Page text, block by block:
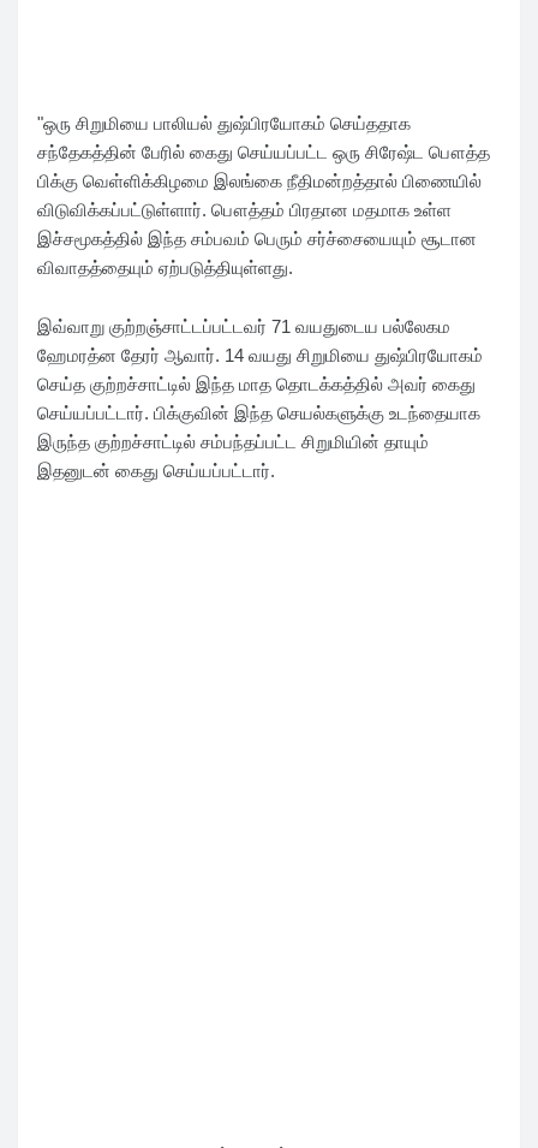
"ஒரு சிறுமியை பாலியல் துஷ்பிரயோகம் செய்ததாக
சந்தேகத்தின் பேரில் கைது செய்யப்பட்ட ஒரு சிரேஷ்ட பௌத்த
பிக்கு வெள்ளிக்கிழமை இலங்கை நீதிமன்றத்தால் பிணையில்
விடுவிக்கப்பட்டுள்ளார். பௌத்தம் பிரதான மதமாக உள்ள
இச்சமூகத்தில் இந்த சம்பவம் பெரும் சர்ச்சையையும் சூடான
விவாதத்தையும் ஏற்படுத்தியுள்ளது.
இவ்வாறு குற்றஞ்சாட்டப்பட்டவர் 71 வயதுடைய பல்லேகம
ஹேமரத்ன தேரர் ஆவார். 14 வயது சிறுமியை துஷ்பிரயோகம்
செய்த குற்றச்சாட்டில் இந்த மாத தொடக்கத்தில் அவர் கைது
செய்யப்பட்டார். பிக்குவின் இந்த செயல்களுக்கு உடந்தையாக
இருந்த குற்றச்சாட்டில் சம்பந்தப்பட்ட சிறுமியின் தாயும்
இதனுடன் கைது செய்யப்பட்டார்.